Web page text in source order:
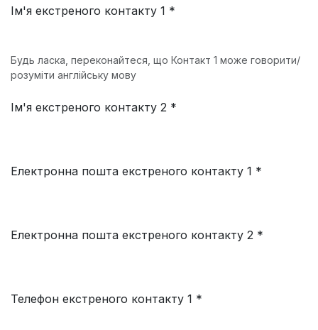
Ім'я екстреного контакту 1 *
Будь ласка, переконайтеся, що Контакт 1 може говорити/
розуміти англійську мову
Ім'я екстреного контакту 2 *
Електронна пошта екстреного контакту 1 *
Електронна пошта екстреного контакту 2 *
Телефон екстреного контакту 1 *